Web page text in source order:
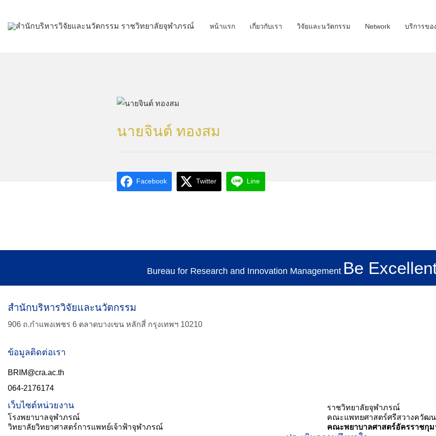
content
หน้าแรก เกี่ยวกับเรา วิจัยและนวัตกรรม Network บริการขอ
TH
for:
นายจินต์ ทองสม
Facebook Twitter Line
Bureau for Research and Innovation Management Be
สำนักบริหารวิจัยและนวัตกรรม
906 ถ.กำแพงเพชร 6 ตลาดบางเขน หลักสี่ กรุงเทพฯ 10210
ข้อมูลติดต่อเรา
BRIM@cra.ac.th
064-2176174
เว็บไซต์หน่วยงาน
ราชวิทยาลัยจุฬาภรณ์
โรงพยาบาลจุฬาภรณ์
คณะแพทยศาสตร์ศรีสวางควัฒน
วิทยาลัยวิทยาศาสตร์การแพทย์เจ้าฟ้าจุฬาภรณ์
คณะพยาบาลศาสตร์อัครราชกุม